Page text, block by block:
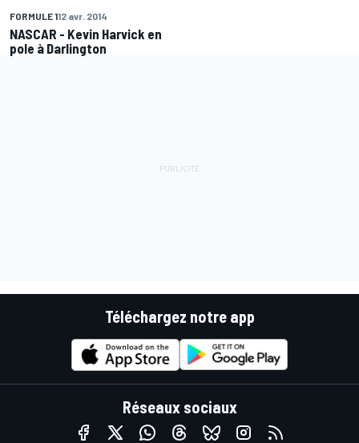
FORMULE 112 avr. 2014
NASCAR - Kevin Harvick en
pole à Darlington
Téléchargez notre app
Réseaux sociaux